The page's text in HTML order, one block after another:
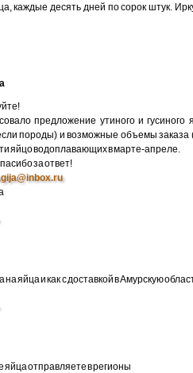
каждые десять дней по сорок штук.
предложение утиного и
породы) и возможные объемы заказа
яйцо водоплавающих в марте-апреле.
за ответ!
на яйца и как с доставкой в Амурскую
яйца отправляете в регионы